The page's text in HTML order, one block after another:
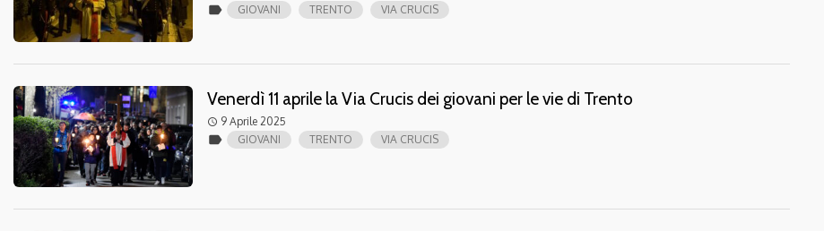
label GIOVANI TRENTO VIA CRUCIS
Venerdì 11 aprile la Via Crucis dei giovani per le vie di Trento
access_time 9 Aprile 2025
label GIOVANI TRENTO VIA CRUCIS